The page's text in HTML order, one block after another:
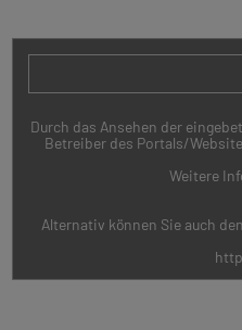
Durch das Ansehen der
Betreiber des Portals/
Weitere
Alternativ können Sie auch
ZURÜCK